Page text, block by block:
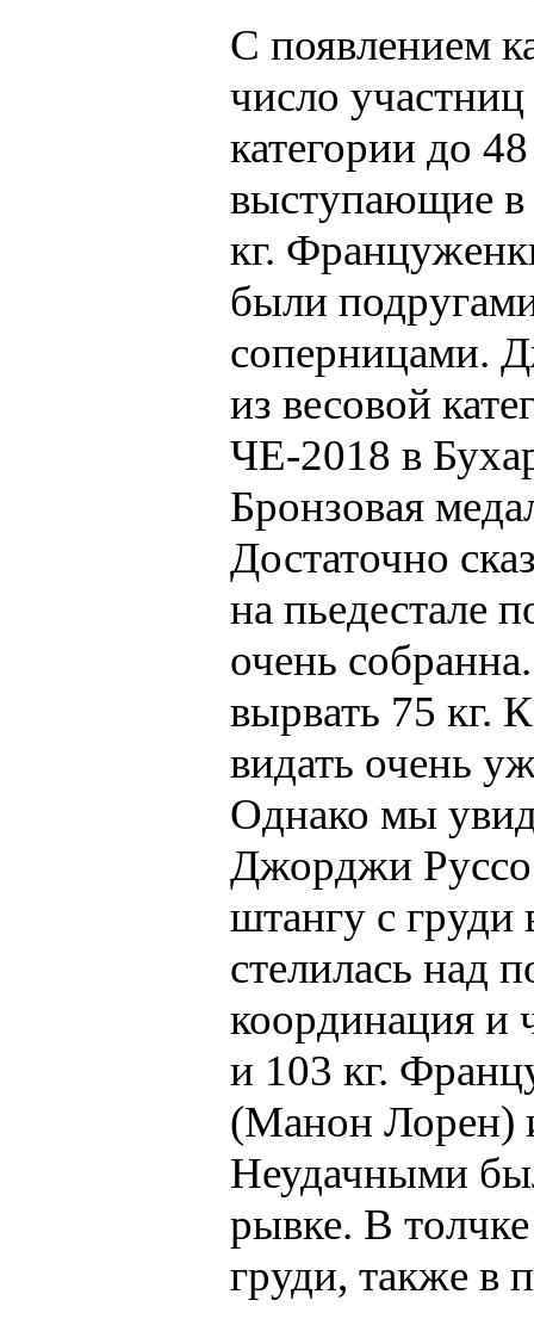
С появлением
число
категории до
выступающие в
кг.
были
соперницами.
из весовой
ЧЕ-2018 в
Бронзовая
Достаточно
на пьедестале
очень
вырвать 75 кг.
видать очень
Однако мы
Джорджи Руссо
штангу с
стелилась над
координация и
и 103 кг.
(Манон Лорен)
Неудачными
рывке. В
груди, также в